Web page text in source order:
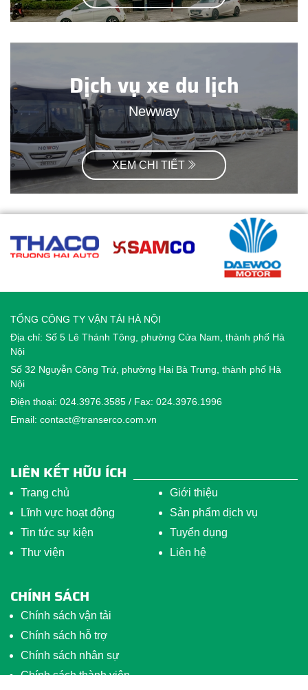
Dịch vụ xe du lịch
Newway
XEM CHI TIẾT
TỔNG CÔNG TY VẬN TẢI HÀ NỘI
Địa chỉ: Số 5 Lê Thánh Tông, phường Cửa Nam, thành phố Hà
Nội
Số 32 Nguyễn Công Trứ, phường Hai Bà Trưng, thành phố Hà
Nội
Điện thoại: 024.3976.3585 / Fax: 024.3976.1996
Email: contact@transerco.com.vn
LIÊN KẾT HỮU ÍCH
Trang chủ
Giới thiệu
Lĩnh vực hoạt động
Sản phẩm dịch vụ
Tin tức sự kiện
Tuyển dụng
Thư viện
Liên hệ
CHÍNH SÁCH
Chính sách vận tải
Chính sách hỗ trợ
Chính sách nhân sự
Chính sách thành viên